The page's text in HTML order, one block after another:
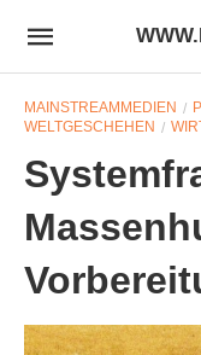
MAINSTREAMMEDIEN
WELTGESCHEHEN